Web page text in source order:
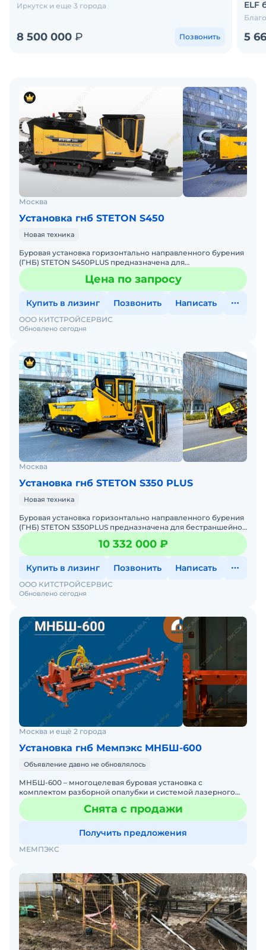
Иркутск и еще 3 города
8 500 000 ₽ Позвонить
ELF
5
Москва
Установка гнб STETON S450
Новая техника
Буровая установка горизонтально направленного бурения
(ГНБ) STETON S450PLUS предназначена для
бестраншейной прокладки подземных коммуникаций.
Установка выполняеЦена по запросу
Купить в лизинг Позвонить Написать
Обновлено сегодня
ООО КИТСТРОЙСЕРВИС
Москва
Установка гнб STETON S350 PLUS
Новая техника
Буровая установка горизонтально направленного бурения
(ГНБ) STETON S350PLUS предназначена для бестраншейной
прокладки подземных коммуникаций. Установка выполняе
10 332 000 ₽
Купить в лизинг Позвонить Написать
Обновлено сегодня
ООО КИТСТРОЙСЕРВИС
Москва и ещё 2 города
Установка гнб Мемпэкс МНБШ-600
Объявление давно не обновлялось
МНБШ-600 – многоцелевая буровая установка с
комплектом разборной опалубки и системой лазерного
контроля СЛК-01. Установка была разработана для
выполнения точныхСнята с продажи
Получить предложения
МЕМПЭКС